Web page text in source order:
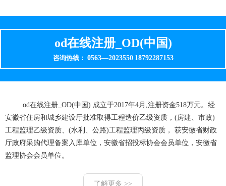
od在线注册_OD(中国)
咨询热线： 0563—2023550 18792287153
od在线注册_OD(中国) 成立于2017年4月,注册资金518万元。经
安徽省住房和城乡建设厅批准取得工程造价乙级资质，(房建、市政)
工程监理乙级资质、(水利、公路)工程监理丙级资质， 获安徽省财政
厅政府采购代理备案入库单位，安徽省招投标协会会员单位，安徽省
监理协会会员单位。
了解更多 >>